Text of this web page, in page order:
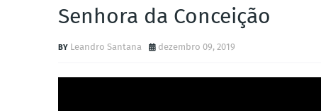
Senhora da Conceição
Leandro Santana dezembro 09, 2019